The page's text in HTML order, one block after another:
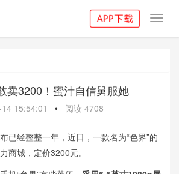
卖3200！蜜汁自信舅服她
15:54:01 • 阅读 4708
已经整整一年，近日，一款名为“色界”的
商城，定价3200元。